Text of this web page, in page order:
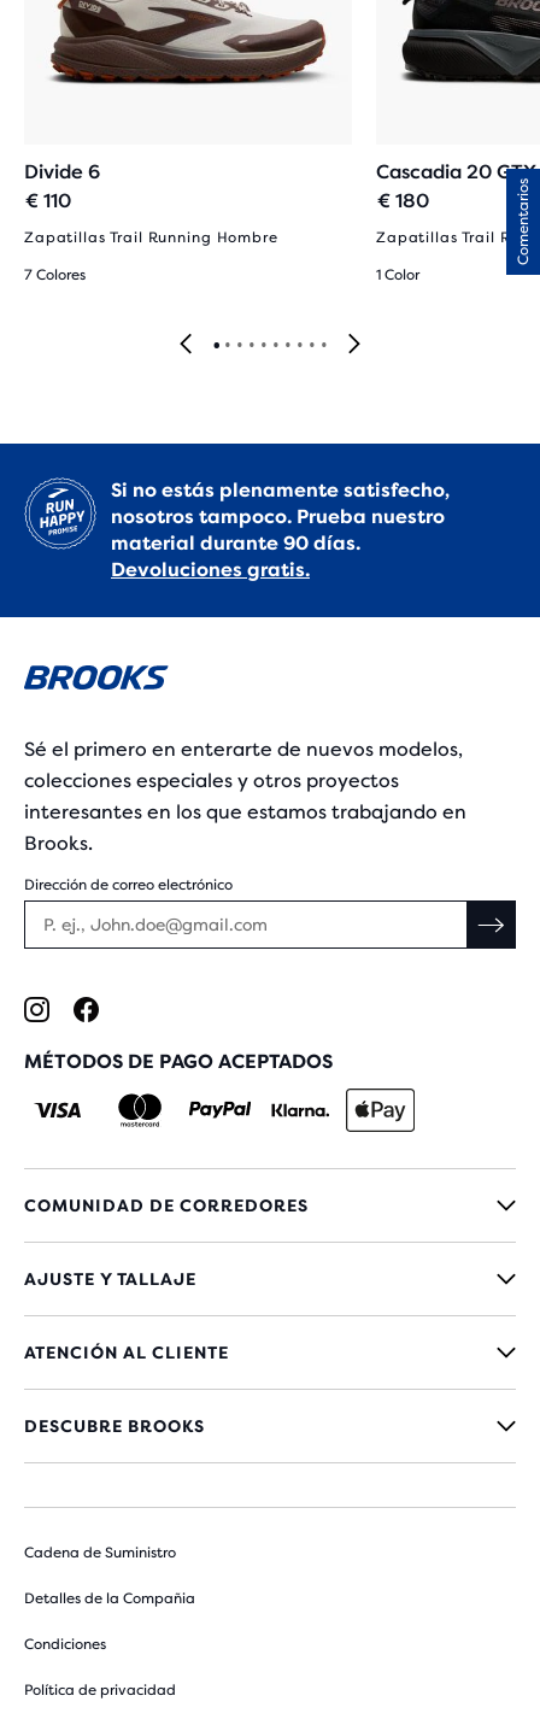
Divide 6
€ 110
Zapatillas Trail Running Hombre
7 Colores
Cascadia 20 GTX
€ 180
Zapatillas Trail
1 Color
Si no estás plenamente satisfecho,
nosotros tampoco. Prueba nuestro
material durante 90 días.
Devoluciones gratis.
Sé el primero en enterarte de nuevos modelos,
colecciones especiales y otros proyectos
interesantes en los que estamos trabajando en
Brooks.
Dirección de correo electrónico
MÉTODOS DE PAGO ACEPTADOS
COMUNIDAD DE CORREDORES
AJUSTE Y TALLAJE
ATENCIÓN AL CLIENTE
DESCUBRE BROOKS
Cadena de Suministro
Detalles de la Compañia
Condiciones
Política de privacidad
Comentarios